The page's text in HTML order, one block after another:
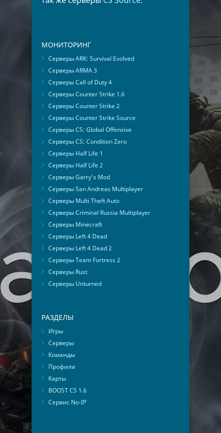
МОНИТОРИНГ
Серверы ARK: Survival Evolved
Серверы ARMA 3
Серверы Call of Duty 4
Серверы Counter Strike 1.6
Серверы Counter Strike 2
Серверы Counter Strike Source
Серверы CS: Global Offensive
Серверы CS: Condition Zero
Серверы Half Life 1
Серверы Half Life 2
Серверы Garry's Mod
Серверы San Andreas Multiplayer
Серверы Multi Theft Auto
Серверы Criminal Russia Multiplayer
Серверы Minecraft
Серверы Left 4 Dead
Серверы Left 4 Dead 2
Серверы Team Fortress 2
Серверы Rust
Серверы Unturned
РАЗДЕЛЫ
Игры
Серверы
Команды
Профили
Карты
BOOST CS 1.6
Сервис No-IP